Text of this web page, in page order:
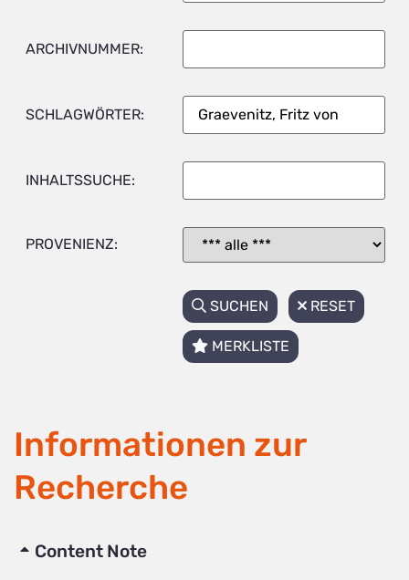
ARCHIVNUMMER:
SCHLAGWÖRTER:
INHALTSSUCHE:
PROVENIENZ:
SUCHEN RESET
MERKLISTE
Informationen zur
Recherche
Content Note